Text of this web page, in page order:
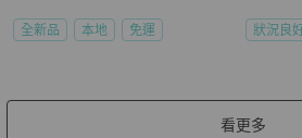
全新品 本地 免運 狀況良
看更多